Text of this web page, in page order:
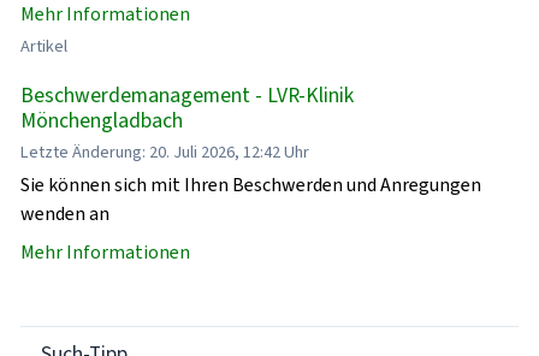
Mehr Informationen
Artikel
Beschwerdemanagement - LVR-Klinik
Mönchengladbach
Letzte Änderung: 20. Juli 2026, 12:42 Uhr
Sie können sich mit Ihren Beschwerden und Anregungen
wenden an
Mehr Informationen